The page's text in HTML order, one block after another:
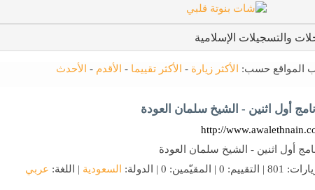
والتسجيلات الإسلامية
المواقع حسب: الأكثر زيارة - الأكثر تقييما - الأقدم - الأحدث
أول اثنين - الشيخ سلمان العودة
http://
أول اثنين - الشيخ سلمان العودة
| التقييم: 0 | المقيّمين: 0 | الدولة:
السعودية | اللغة: عربي